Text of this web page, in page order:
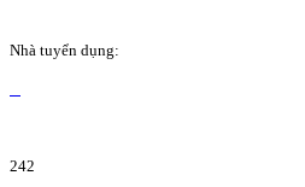
Nhà tuyển dụng:
242